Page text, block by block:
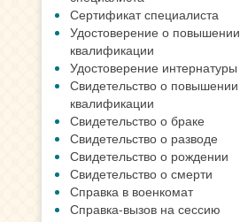
Сертификат специалиста
Удостоверение о повышении
квалификации
Удостоверение интернатуры
Свидетельство о повышении
квалификации
Свидетельство о браке
Свидетельство о разводе
Свидетельство о рождении
Свидетельство о смерти
Справка в военкомат
Справка-вызов на сессию